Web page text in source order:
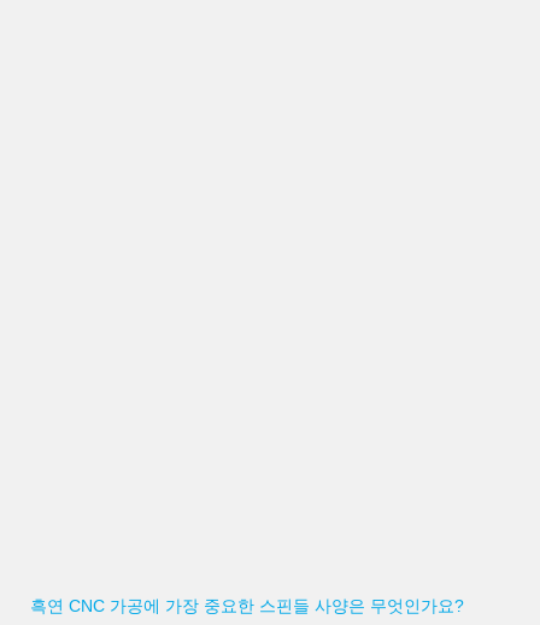
흑연 CNC 가공에 가장 중요한 스핀들 사양은 무엇인가요?